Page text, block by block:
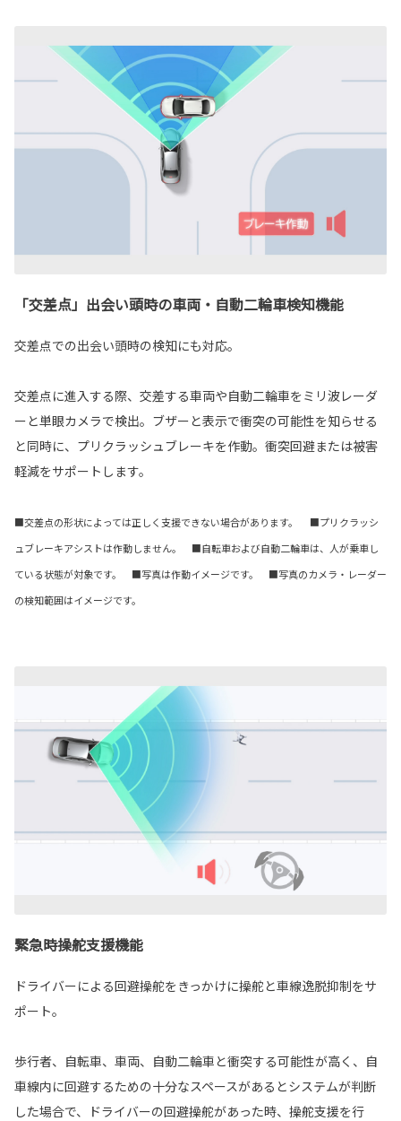
「交差点」出会い頭時の車両・自動二輪車検知機能
交差点での出会い頭時の検知にも対応。
交差点に進入する際、交差する車両や自動二輪車をミリ波レーダ
ーと単眼カメラで検出。ブザーと表示で衝突の可能性を知らせる
と同時に、プリクラッシュブレーキを作動。衝突回避または被害
軽減をサポートします。
■交差点の形状によっては正しく支援できない場合があります。 ■プリクラッシ
ュブレーキアシストは作動しません。 ■自転車および自動二輪車は、人が乗車し
ている状態が対象です。 ■写真は作動イメージです。 ■写真のカメラ・レーダー
の検知範囲はイメージです。
緊急時操舵支援機能
ドライバーによる回避操舵をきっかけに操舵と車線逸脱抑制をサ
ポート。
歩行者、自転車、車両、自動二輪車と衝突する可能性が高く、自
車線内に回避するための十分なスペースがあるとシステムが判断
した場合で、ドライバーの回避操舵があった時、操舵支援を行